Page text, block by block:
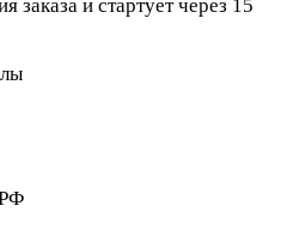
заказа и стартует через 15